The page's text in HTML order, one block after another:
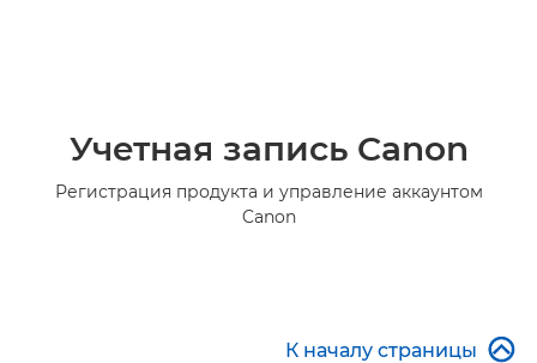
Учетная запись Canon
Регистрация продукта и управление аккаунтом
Canon
К началу страницы 